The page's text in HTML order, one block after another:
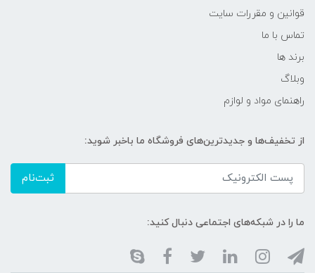
قوانین و مقررات سایت
تماس با ما
برند ها
وبلاگ
راهنمای مواد و لوازم
از تخفیف‌ها و جدیدترین‌های فروشگاه ما باخبر شوید:
ثبت‌نام
ما را در شبکه‌های اجتماعی دنبال کنید: